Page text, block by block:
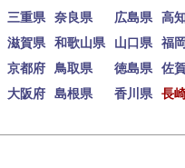
三重県 奈良県 広島県
高
滋賀県 和歌山県 山口県
福
京都府 鳥取県 徳島県
佐
大阪府 島根県 香川県
長